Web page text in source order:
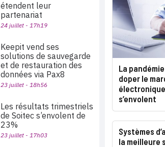
La
doper le
s’envolent
Systèmes
la meilleure
étendent leur
partenariat
24 juillet - 17h19
Keepit vend ses
solutions de sauvegarde
et de restauration des
données via Pax8
23 juillet - 18h56
Les résultats trimestriels
de Soitec s’envolent de
23%
23 juillet - 17h03